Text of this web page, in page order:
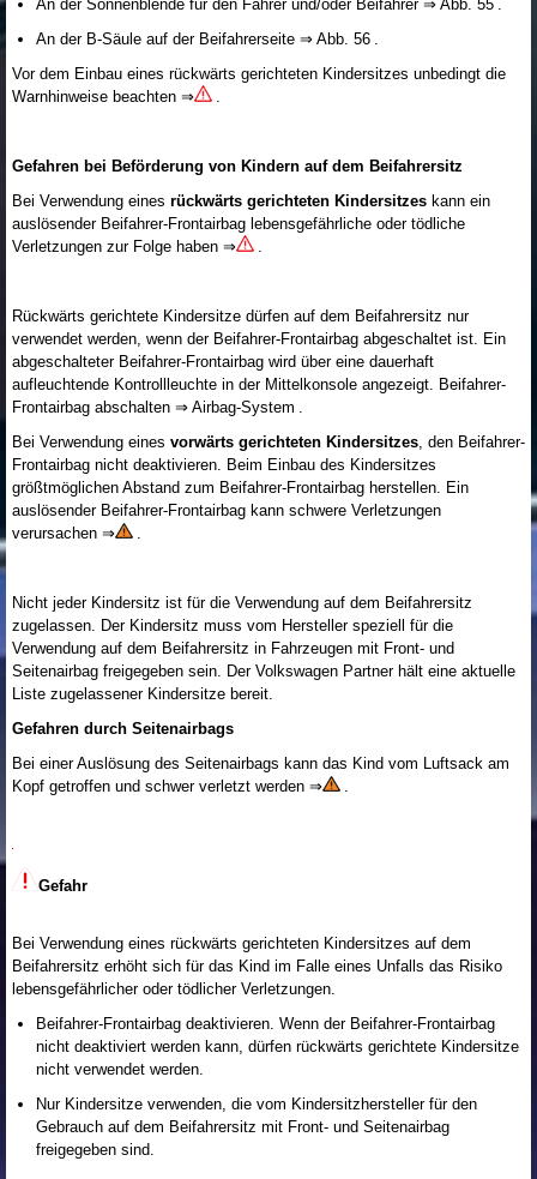
An der Sonnenblende für den Fahrer und/oder Beifahrer ⇒ Abb. 55 .
An der B-Säule auf der Beifahrerseite ⇒ Abb. 56 .
Vor dem Einbau eines rückwärts gerichteten Kindersitzes unbedingt die
Warnhinweise beachten ⇒
.
Gefahren bei Beförderung von Kindern auf dem Beifahrersitz
Bei Verwendung eines rückwärts gerichteten Kindersitzes kann ein
auslösender Beifahrer-Frontairbag lebensgefährliche oder tödliche
Verletzungen zur Folge haben ⇒
.
Rückwärts gerichtete Kindersitze dürfen auf dem Beifahrersitz nur
verwendet werden, wenn der Beifahrer-Frontairbag abgeschaltet ist. Ein
abgeschalteter Beifahrer-Frontairbag wird über eine dauerhaft
aufleuchtende Kontrollleuchte in der Mittelkonsole angezeigt. Beifahrer-
Frontairbag abschalten ⇒ Airbag-System .
Bei Verwendung eines vorwärts gerichteten Kindersitzes, den Beifahrer-
Frontairbag nicht deaktivieren. Beim Einbau des Kindersitzes
größtmöglichen Abstand zum Beifahrer-Frontairbag herstellen. Ein
auslösender Beifahrer-Frontairbag kann schwere Verletzungen
verursachen ⇒
.
Nicht jeder Kindersitz ist für die Verwendung auf dem Beifahrersitz
zugelassen. Der Kindersitz muss vom Hersteller speziell für die
Verwendung auf dem Beifahrersitz in Fahrzeugen mit Front- und
Seitenairbag freigegeben sein. Der Volkswagen Partner hält eine aktuelle
Liste zugelassener Kindersitze bereit.
Gefahren durch Seitenairbags
Bei einer Auslösung des Seitenairbags kann das Kind vom Luftsack am
Kopf getroffen und schwer verletzt werden ⇒
.
Gefahr
Bei Verwendung eines rückwärts gerichteten Kindersitzes auf dem
Beifahrersitz erhöht sich für das Kind im Falle eines Unfalls das Risiko
lebensgefährlicher oder tödlicher Verletzungen.
Beifahrer-Frontairbag deaktivieren. Wenn der Beifahrer-Frontairbag
nicht deaktiviert werden kann, dürfen rückwärts gerichtete Kindersitze
nicht verwendet werden.
Nur Kindersitze verwenden, die vom Kindersitzhersteller für den
Gebrauch auf dem Beifahrersitz mit Front- und Seitenairbag
freigegeben sind.